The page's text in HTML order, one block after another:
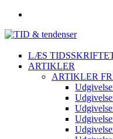
LÆS
ARTIKLER
ARTIKLER